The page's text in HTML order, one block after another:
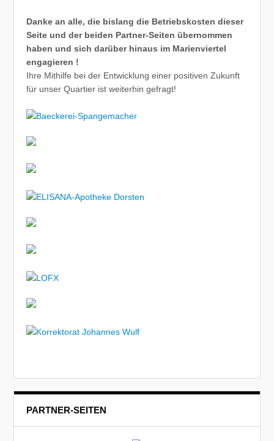
Danke an alle, die bislang die Betriebskosten dieser
Seite und der beiden Partner-Seiten übernommen
haben und sich darüber hinaus im Marienviertel
engagieren !
Ihre Mithilfe bei der Entwicklung einer positiven Zukunft
für unser Quartier ist weiterhin gefragt!
PARTNER-SEITEN